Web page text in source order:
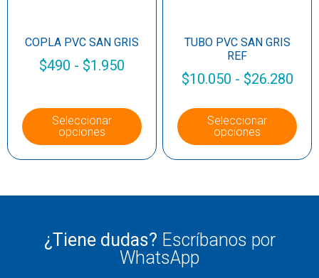
COPLA PVC SAN GRIS
$490 - $1.950
Seleccionar
opciones
TUBO PVC SAN GRIS
REF
$10.050 - $26.280
Seleccionar
opciones
¿Tiene dudas? Escríbanos por
WhatsApp